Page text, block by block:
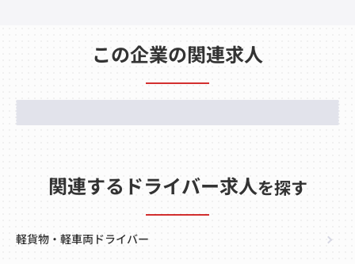
この企業の関連求人
関連するドライバー求人を探す
軽貨物・軽車両ドライバー